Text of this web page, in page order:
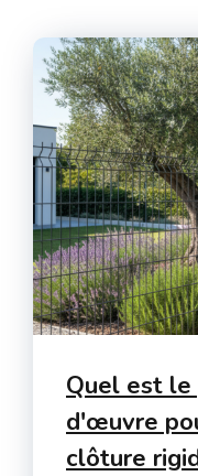
Quel est le
d'œuvre
clôture